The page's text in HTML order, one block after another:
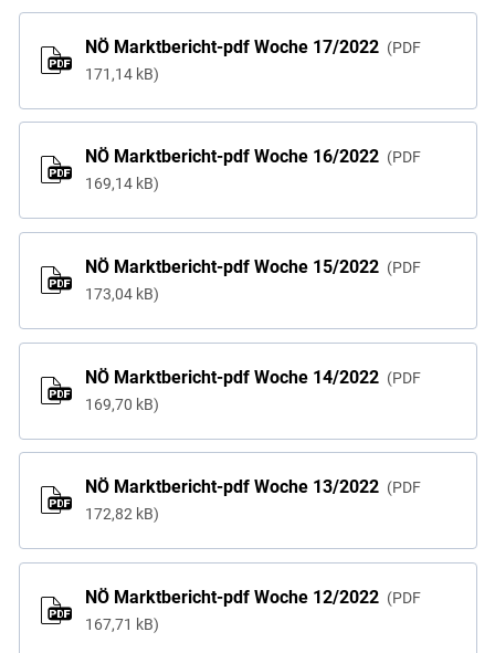
NÖ Marktbericht-pdf Woche 17/2022
PDF
171,14 kB
NÖ Marktbericht-pdf Woche 16/2022
PDF
169,14 kB
NÖ Marktbericht-pdf Woche 15/2022
PDF
173,04 kB
NÖ Marktbericht-pdf Woche 14/2022
PDF
169,70 kB
NÖ Marktbericht-pdf Woche 13/2022
PDF
172,82 kB
NÖ Marktbericht-pdf Woche 12/2022
PDF
167,71 kB